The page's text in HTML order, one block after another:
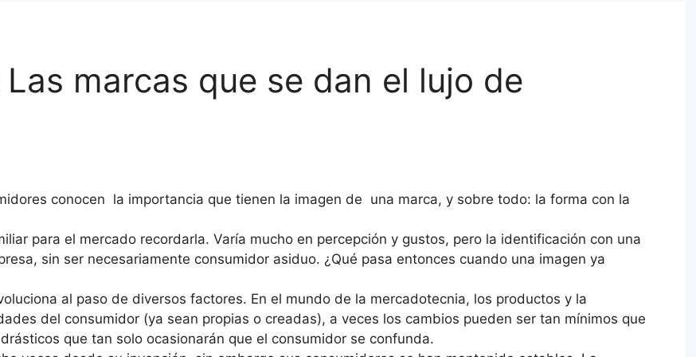
marcas que se dan el lujo de
conocen la importancia que tienen la imagen de una marca, y sobre todo: la forma con la
para el mercado recordarla. Varía mucho en percepción y gustos, pero la identificación con una
sin ser necesariamente consumidor asiduo. ¿Qué pasa entonces cuando una imagen ya
al paso de diversos factores. En el mundo de la mercadotecnia, los productos y la
del consumidor (ya sean propias o creadas), a veces los cambios pueden ser tan mínimos que
que tan solo ocasionarán que el consumidor se confunda.